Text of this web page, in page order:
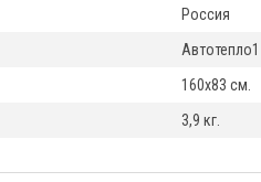
Россия
Автотепло1
160x83 см.
3,9 кг.